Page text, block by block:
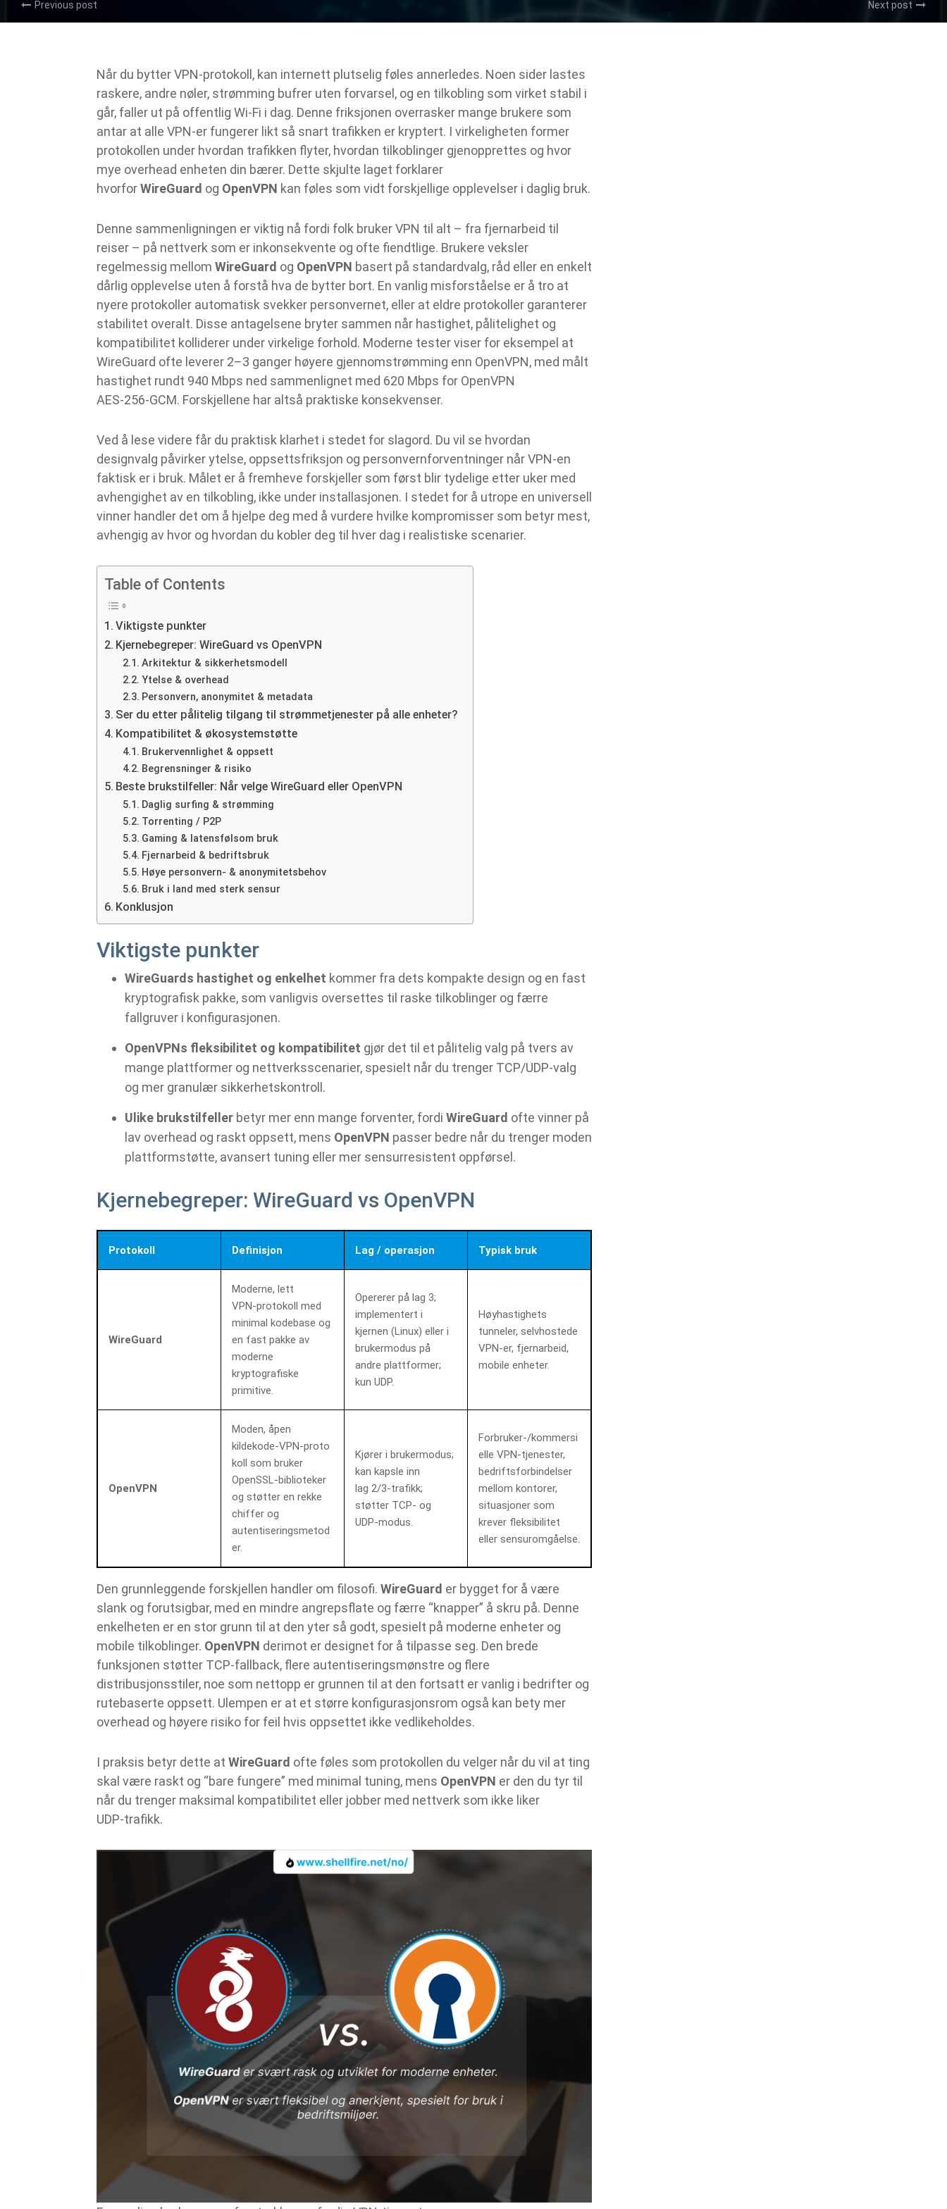
Previous post Next post
Når du bytter VPN‑protokoll, kan internett plutselig føles annerledes. Noen sider lastes
raskere, andre nøler, strømming bufrer uten forvarsel, og en tilkobling som virket stabil i
går, faller ut på offentlig Wi‑Fi i dag. Denne friksjonen overrasker mange brukere som
antar at alle VPN‑er fungerer likt så snart trafikken er kryptert. I virkeligheten former
protokollen under hvordan trafikken flyter, hvordan tilkoblinger gjenopprettes og hvor
mye overhead enheten din bærer. Dette skjulte laget forklarer
hvorforWireGuard og OpenVPN kan føles som vidt forskjellige opplevelser i daglig bruk.
Denne sammenligningen er viktig nå fordi folk bruker VPN til alt – fra fjernarbeid til
reiser – på nettverk som er inkonsekvente og ofte fiendtlige. Brukere veksler
regelmessig mellom WireGuard og OpenVPN basert på standardvalg, råd eller en enkelt
dårlig opplevelse uten å forstå hva de bytter bort. En vanlig misforståelse er å tro at
nyere protokoller automatisk svekker personvernet, eller at eldre protokoller garanterer
stabilitet overalt. Disse antagelsene bryter sammen når hastighet, pålitelighet og
kompatibilitet kolliderer under virkelige forhold. Moderne tester viser for eksempel at
WireGuard ofte leverer 2–3 ganger høyere gjennomstrømming enn OpenVPN, med målt
hastighet rundt 940 Mbps ned sammenlignet med 620 Mbps for OpenVPN
AES‑256‑GCM. Forskjellene har altså praktiske konsekvenser.
Ved å lese videre får du praktisk klarhet i stedet for slagord. Du vil se hvordan
designvalg påvirker ytelse, oppsettsfriksjon og personvernforventninger når VPN‑en
faktisk er i bruk. Målet er å fremheve forskjeller som først blir tydelige etter uker med
avhengighet av en tilkobling, ikke under installasjonen. I stedet for å utrope en universell
vinner handler det om å hjelpe deg med å vurdere hvilke kompromisser som betyr mest,
avhengig av hvor og hvordan du kobler deg til hver dag i realistiske scenarier.
Table of Contents
Viktigste punkter
Kjernebegreper: WireGuard vs OpenVPN
Arkitektur & sikkerhetsmodell
Ytelse & overhead
Personvern, anonymitet & metadata
Ser du etter pålitelig tilgang til strømmetjenester på alle enheter?
Kompatibilitet & økosystemstøtte
Brukervennlighet & oppsett
Begrensninger & risiko
Beste brukstilfeller: Når velge WireGuard eller OpenVPN
Daglig surfing & strømming
Torrenting / P2P
Gaming & latensfølsom bruk
Fjernarbeid & bedriftsbruk
Høye personvern‑ & anonymitetsbehov
Bruk i land med sterk sensur
Konklusjon
Viktigste punkter
WireGuards hastighet og enkelhet kommer fra dets kompakte design og en fast
kryptografisk pakke, som vanligvis oversettes til raske tilkoblinger og færre
fallgruver i konfigurasjonen.
OpenVPNs fleksibilitet og kompatibilitet gjør det til et pålitelig valg på tvers av
mange plattformer og nettverksscenarier, spesielt når du trenger TCP/UDP‑valg
og mer granulær sikkerhetskontroll.
Ulike brukstilfeller betyr mer enn mange forventer, fordi WireGuard ofte vinner på
lav overhead og raskt oppsett, mens OpenVPN passer bedre når du trenger moden
plattformstøtte, avansert tuning eller mer sensurresistent oppførsel.
Kjernebegreper: WireGuard vs OpenVPN
Protokoll Definisjon Lag / operasjon Typisk bruk
WireGuard
Moderne, lett
VPN‑protokoll med
minimal kodebase og
en fast pakke av
moderne
kryptografiske
primitive.
Opererer på lag 3;
implementert i
kjernen (Linux) eller i
brukermodus på
andre plattformer;
kun UDP.
Høyhastighets
tunneler, selvhostede
VPN‑er, fjernarbeid,
mobile enheter.
OpenVPN
Moden, åpen
kildekode‑VPN‑proto
koll som bruker
OpenSSL‑biblioteker
og støtter en rekke
chiffer og
autentiseringsmetod
er.
Kjører i brukermodus;
kan kapsle inn
lag 2/3‑trafikk;
støtter TCP‑ og
UDP‑modus.
Forbruker‑/kommersi
elle VPN‑tjenester,
bedriftsforbindelser
mellom kontorer,
situasjoner som
krever fleksibilitet
eller sensuromgåelse.
Den grunnleggende forskjellen handler om filosofi. WireGuard er bygget for å være
slank og forutsigbar, med en mindre angrepsflate og færre “knapper” å skru på. Denne
enkelheten er en stor grunn til at den yter så godt, spesielt på moderne enheter og
mobile tilkoblinger. OpenVPN derimot er designet for å tilpasse seg. Den brede
funksjonen støtter TCP‑fallback, flere autentiseringsmønstre og flere
distribusjonsstiler, noe som nettopp er grunnen til at den fortsatt er vanlig i bedrifter og
rutebaserte oppsett. Ulempen er at et større konfigurasjonsrom også kan bety mer
overhead og høyere risiko for feil hvis oppsettet ikke vedlikeholdes.
I praksis betyr dette at WireGuard ofte føles som protokollen du velger når du vil at ting
skal være raskt og “bare fungere” med minimal tuning, mens OpenVPN er den du tyr til
når du trenger maksimal kompatibilitet eller jobber med nettverk som ikke liker
UDP‑trafikk.